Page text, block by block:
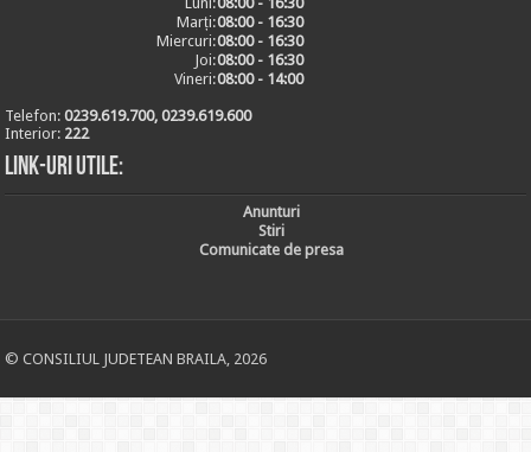
Marți:08:00 - 16:30
Miercuri:08:00 - 16:30
Joi:08:00 - 16:30
Vineri:08:00 - 14:00
Telefon:0239.619.700, 0239.619.600
Interior: 222
Link-uri utile:
Anunturi
Stiri
Comunicate de presa
© CONSILIUL JUDETEAN BRAILA, 2026